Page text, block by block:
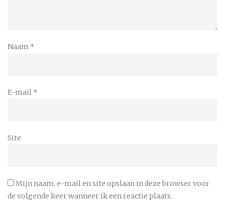
Naam *
E-mail *
Site
Mijn naam, e-mail en site opslaan in deze browser voor
de volgende keer wanneer ik een reactie plaats.